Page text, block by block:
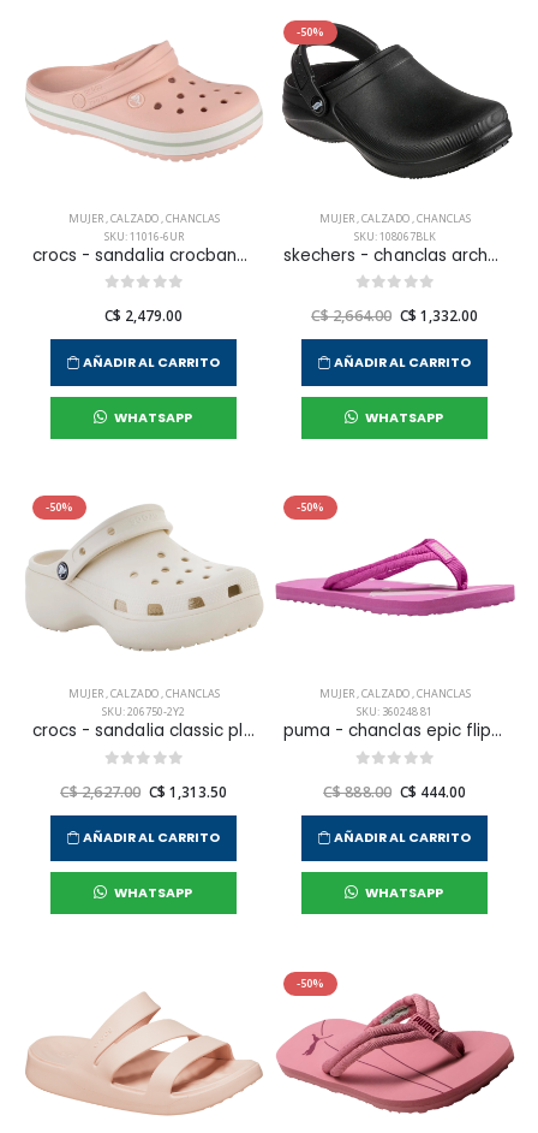
MUJER,CALZADO,CHANCLAS
SKU: 11016-6UR
crocs - sandalia crocband para mujer
C$ 2,479.00
AÑADIR AL CARRITO
WHATSAPP
-50%
MUJER,CALZADO,CHANCLAS
SKU: 108067BLK
skechers - chanclas arch-fit clog para mujer
C$ 2,664.00 C$ 1,332.00
AÑADIR AL CARRITO
WHATSAPP
-50%
MUJER,CALZADO,CHANCLAS
SKU: 206750-2Y2
crocs - sandalia classic platform clog w para mujer
C$ 2,627.00 C$ 1,313.50
AÑADIR AL CARRITO
WHATSAPP
-50%
MUJER,CALZADO,CHANCLAS
SKU: 360248 81
puma - chanclas epic flip v2 para mujer
C$ 888.00 C$ 444.00
AÑADIR AL CARRITO
WHATSAPP
-50%